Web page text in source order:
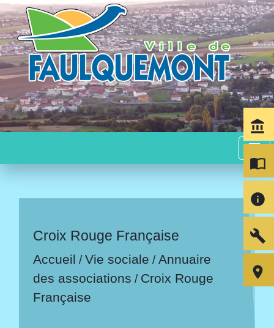
menu
Croix Rouge Française
Accueil /Vie sociale /Annuaire
des associations / Croix Rouge
Française
account_balance
import_contacts
info
build
room